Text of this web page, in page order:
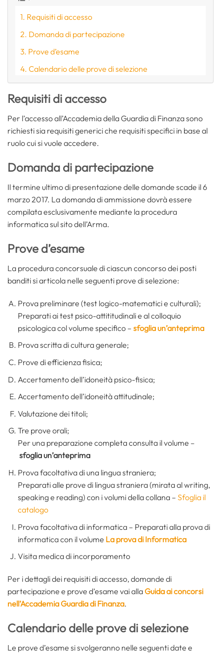
Requisiti di accesso
Domanda di partecipazione
Prove d’esame
Calendario delle prove di selezione
Requisiti di accesso
Per l’accesso all’Accademia della Guardia di Finanza sono
richiesti sia requisiti generici che requisiti specifici in base al
ruolo cui si vuole accedere.
Domanda di partecipazione
Il termine ultimo di presentazione delle domande scade il 6
marzo 2017. La domanda di ammissione dovrà essere
compilata esclusivamente mediante la procedura
informatica sul sito dell’Arma.
Prove d’esame
La procedura concorsuale di ciascun concorso dei posti
banditi si articola nelle seguenti prove di selezione:
Prova preliminare (test logico-matematici e culturali);
Preparati ai test psico-attititudinali e al colloquio
psicologica col volume specifico – sfoglia un’anteprima
Prova scritta di cultura generale;
Prove di efficienza fisica;
Accertamento dell’idoneità psico-fisica;
Accertamento dell’idoneità attitudinale;
Valutazione dei titoli;
Tre prove orali;
Per una preparazione completa consulta il volume –
sfoglia un’anteprima
Prova facoltativa di una lingua straniera;
Preparati alle prove di lingua straniera (mirata al writing,
speaking e reading) con i volumi della collana – Sfoglia il
catalogo
Prova facoltativa di informatica – Preparati alla prova di
informatica con il volume La prova di Informatica
Visita medica di incorporamento
Per i dettagli dei requisiti di accesso, domande di
partecipazione e prove d’esame vai allaGuida ai concorsi
nell’Accademia Guardia di Finanza.
Calendario delle prove di selezione
Le prove d’esame si svolgeranno nelle seguenti date e